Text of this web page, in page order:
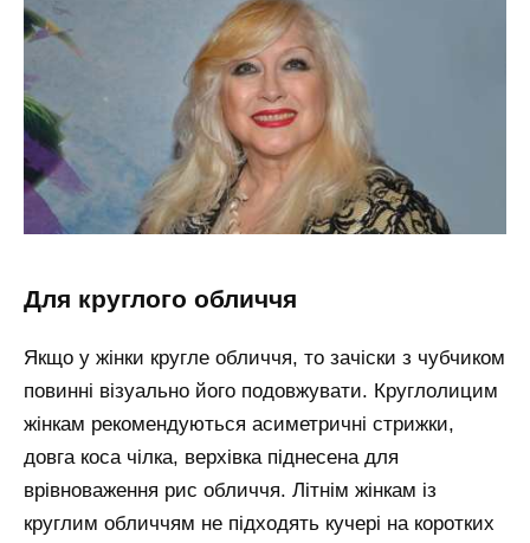
для круглого обличчя
Якщо у жінки кругле обличчя, то зачіски з чубчиком
повинні візуально його подовжувати. Круглолицим
жінкам рекомендуються асиметричні стрижки,
довга коса чілка, верхівка піднесена для
врівноваження рис обличчя. Літнім жінкам із
круглим обличчям не підходять кучері на коротких